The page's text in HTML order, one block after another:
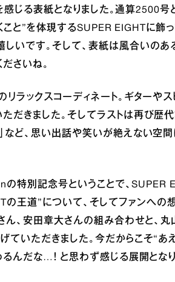
じる表紙となりました。通算2500号
と”を体現するSUPER EIGHTに飾
いです。そして、表紙は風合いのあ
さいね。
ラックスコーディネート。ギターや
だきました。そしてラストは再び歴
など、思い出話や笑いが絶えない空
特別記念号ということで、SUPER
王道”について、そしてファンへの
ん、安田章大さんの組み合わせと、
ていただきました。今だからこそ“あ
んだな…！ と思わず感じる展開となり